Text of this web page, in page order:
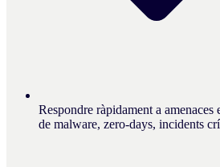
Respondre ràpidament a amenaces
de malware, zero-days, incidents